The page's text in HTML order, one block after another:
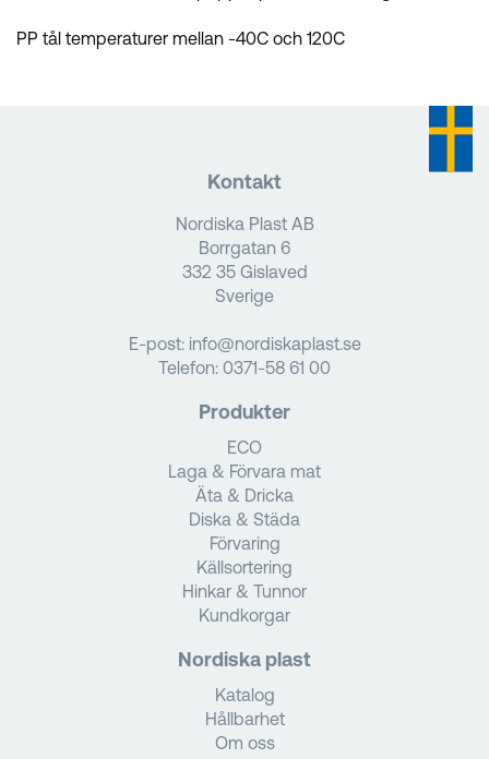
PP tål temperaturer mellan -40C och 120C
Kontakt
Nordiska Plast AB
Borrgatan 6
332 35 Gislaved
Sverige
E-post: info@nordiskaplast.se
Telefon: 0371-58 61 00
Produkter
ECO
Laga & Förvara mat
Äta & Dricka
Diska & Städa
Förvaring
Källsortering
Hinkar & Tunnor
Kundkorgar
Nordiska plast
Katalog
Hållbarhet
Om oss